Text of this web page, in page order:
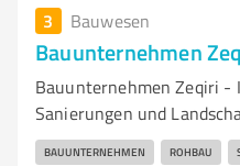
3 Bauwesen
Bauunternehmen
Bauunternehmen Zeqiri -
Sanierungen und
BAUUNTERNEHMEN ROHBAU